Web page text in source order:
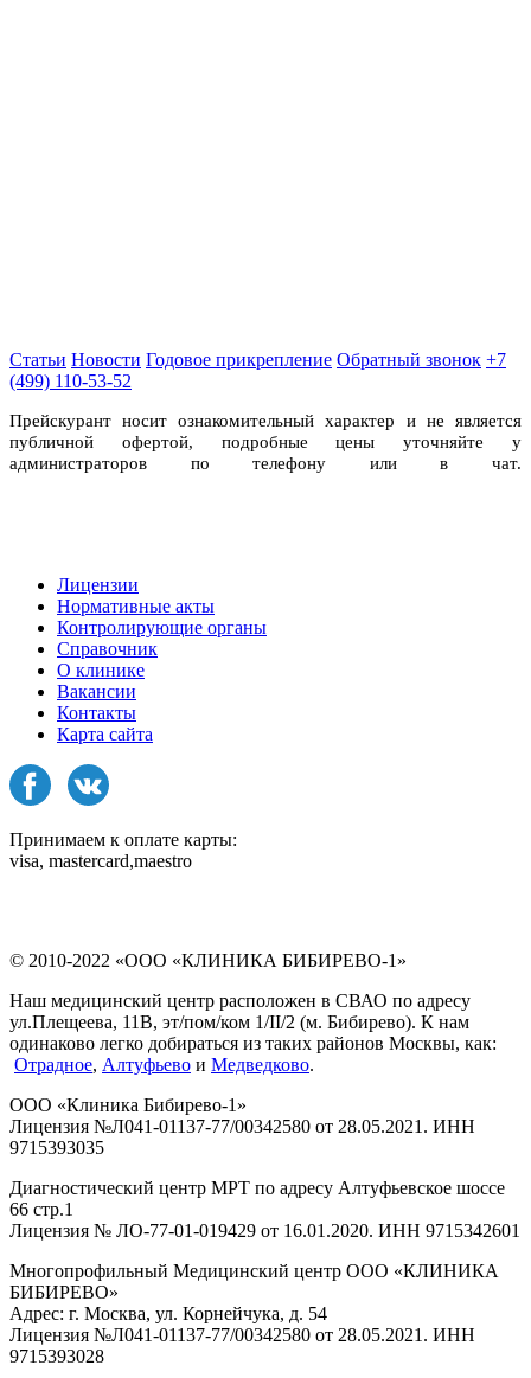
Статьи Новости Годовое прикрепление Обратный звонок +7
(499) 110-53-52
Прейскурант носит ознакомительный характер и не является
публичной офертой, подробные цены уточняйте у
администраторов по телефону или в чат.
Лицензии
Нормативные акты
Контролирующие органы
Справочник
О клинике
Вакансии
Контакты
Карта сайта
Принимаем к оплате карты:
visa, mastercard,maestro
© 2010-2022 «ООО «КЛИНИКА БИБИРЕВО-1»
Наш медицинский центр расположен в СВАО по адресу
ул.Плещеева, 11В, эт/пом/ком 1/II/2 (м. Бибирево). К нам
одинаково легко добираться из таких районов Москвы, как:
Отрадное, Алтуфьево и Медведково.
ООО «Клиника Бибирево-1»
Лицензия №Л041-01137-77/00342580 от 28.05.2021. ИНН
9715393035
Диагностический центр МРТ по адресу Алтуфьевское шоссе
66 стр.1
Лицензия № ЛО-77-01-019429 от 16.01.2020. ИНН 9715342601
Многопрофильный Медицинский центр ООО «КЛИНИКА
БИБИРЕВО»
Адрес: г. Москва, ул. Корнейчука, д. 54
Лицензия №Л041-01137-77/00342580 от 28.05.2021. ИНН
9715393028